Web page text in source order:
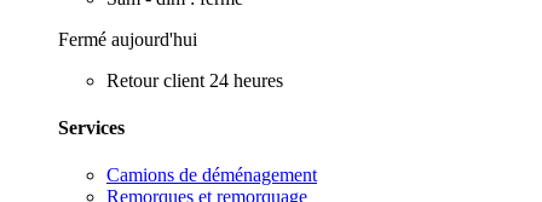
Fermé aujourd'hui
Retour client 24 heures
Services
Camions de déménagement
Remorques et remorquage